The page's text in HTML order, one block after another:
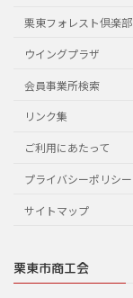
栗東フォレスト倶楽部
ウイングプラザ
会員事業所検索
リンク集
ご利用にあたって
プライバシーポリシー
サイトマップ
栗東市商工会